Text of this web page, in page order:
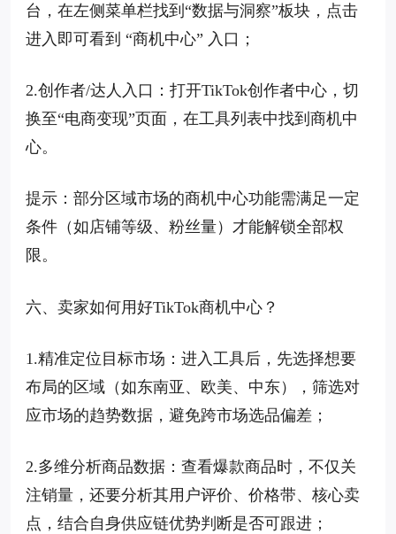
台，在左侧菜单栏找到“数据与洞察”板块，点击
进入即可看到 “商机中心” 入口；
2.创作者/达人入口：打开TikTok创作者中心，切
换至“电商变现”页面，在工具列表中找到商机中
心。
提示：部分区域市场的商机中心功能需满足一定
条件（如店铺等级、粉丝量）才能解锁全部权
限。
六、卖家如何用好TikTok商机中心？
1.精准定位目标市场：进入工具后，先选择想要
布局的区域（如东南亚、欧美、中东），筛选对
应市场的趋势数据，避免跨市场选品偏差；
2.多维分析商品数据：查看爆款商品时，不仅关
注销量，还要分析其用户评价、价格带、核心卖
点，结合自身供应链优势判断是否可跟进；